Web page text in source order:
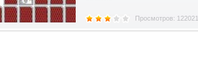
Просмотров: 122021